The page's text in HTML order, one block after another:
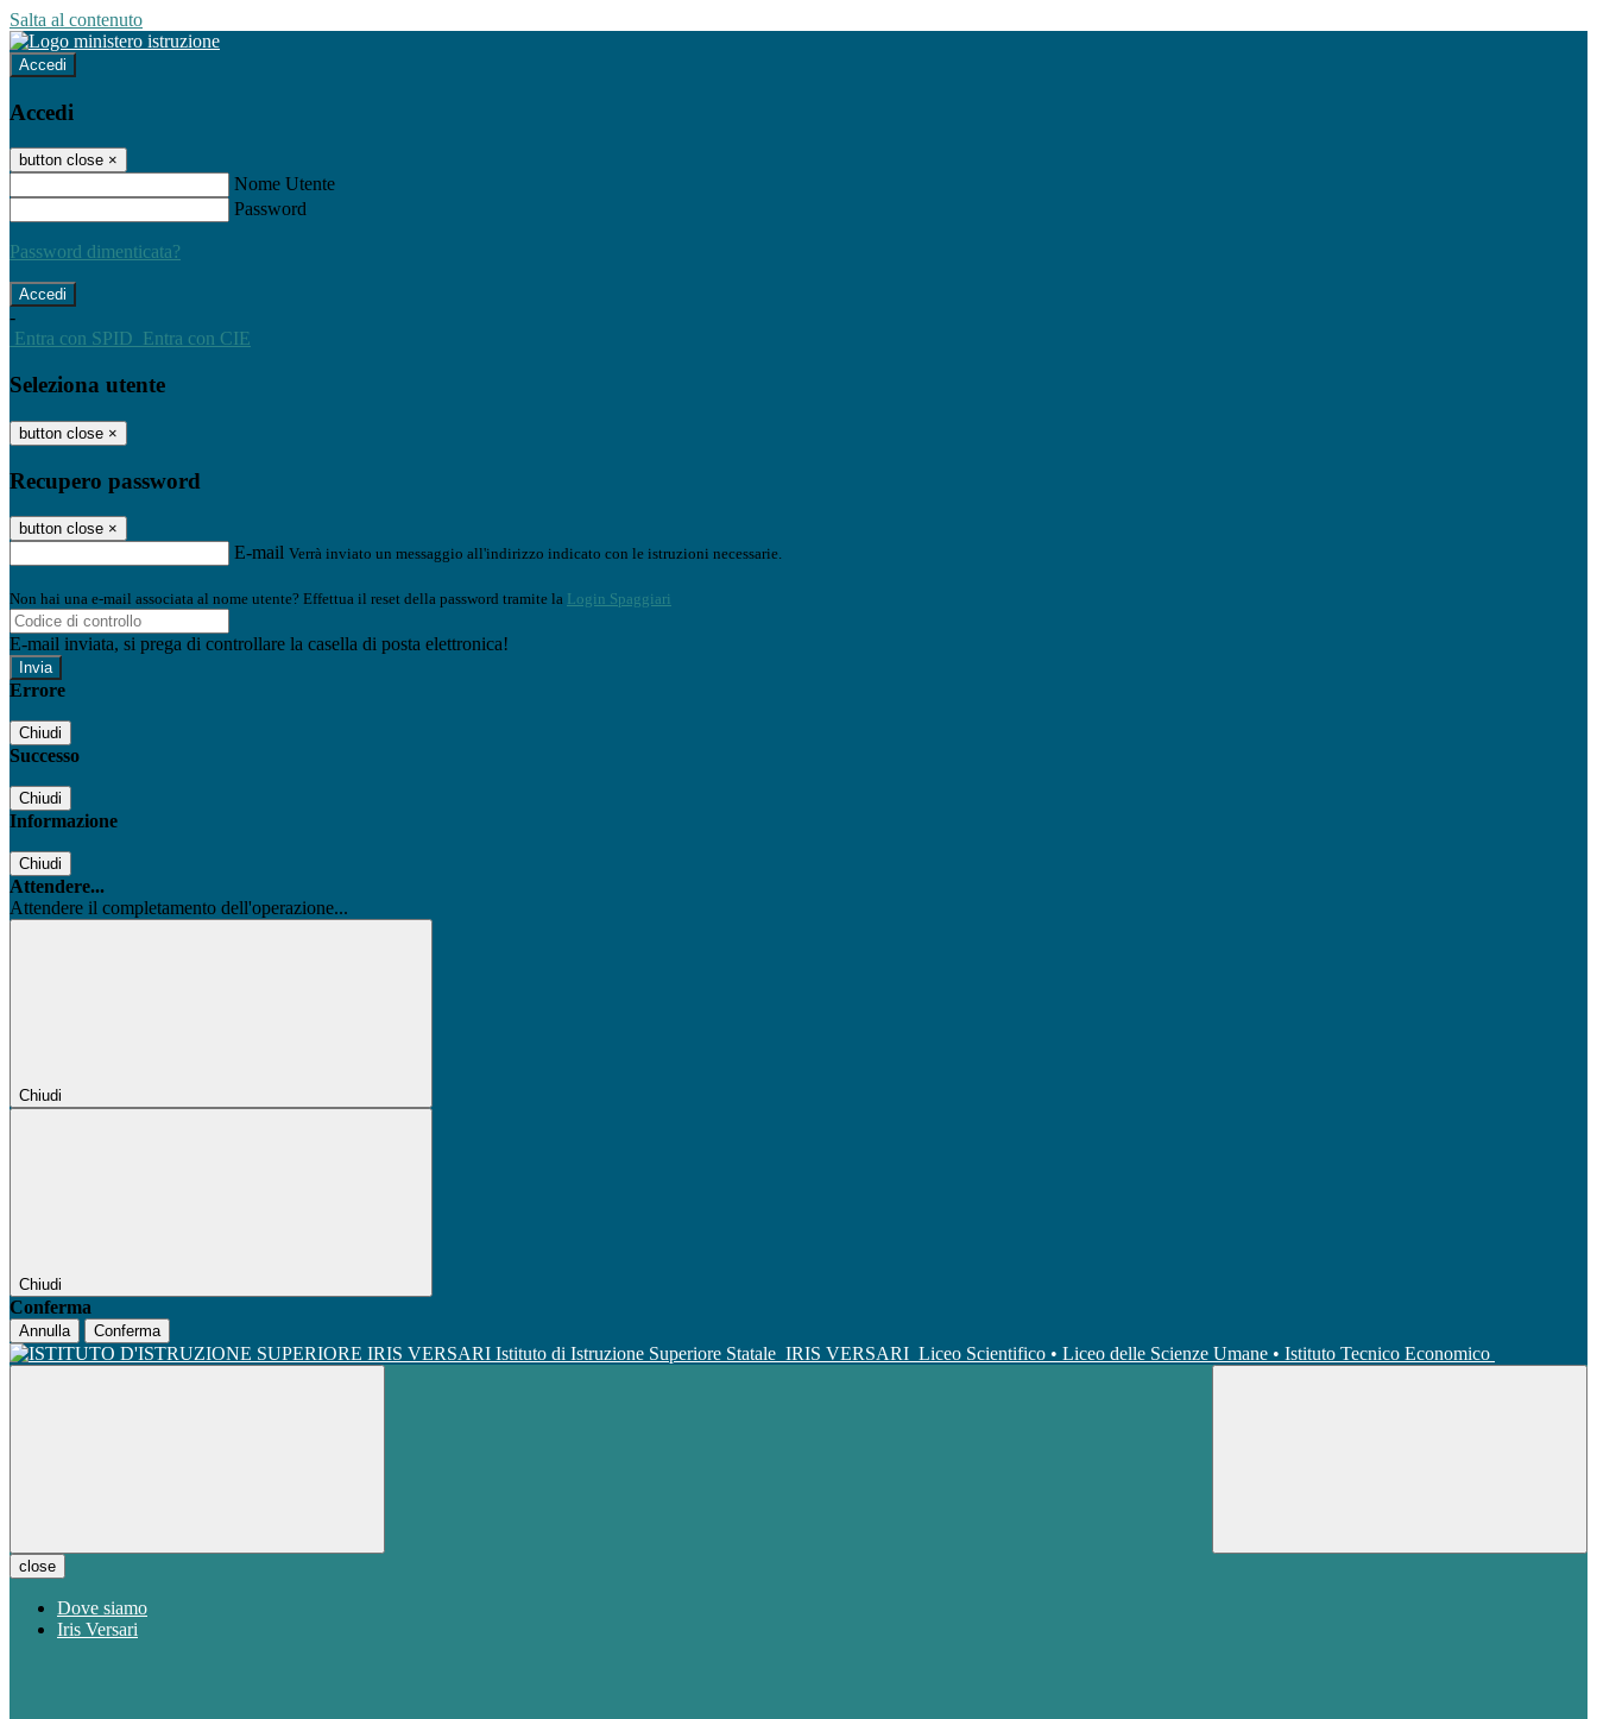
Salta al contenuto
Accedi
Accedi
button close ×
Nome Utente
Password
Password dimenticata?
-
Entra con SPID Entra con CIE
Seleziona utente
button close ×
Recupero password
button close ×
E-mail Verrà inviato un messaggio all'indirizzo indicato con le istruzioni necessarie.
Non hai una e-mail associata al nome utente? Effettua il reset della password tramite la Login Spaggiari
E-mail inviata, si prega di controllare la casella di posta elettronica!
Errore
Chiudi
Successo
Chiudi
Informazione
Chiudi
Attendere...
Attendere il completamento dell'operazione...
Chiudi
Chiudi
Conferma
Annulla Conferma
Istituto di Istruzione Superiore Statale IRIS VERSARI Liceo Scientifico • Liceo delle Scienze Umane • Istituto Tecnico Economico
close
Dove siamo
Iris Versari